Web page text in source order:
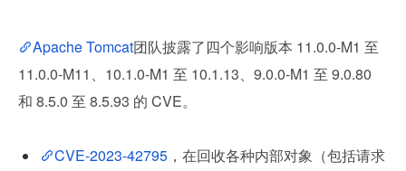
Apache Tomcat团队披露了四个影响版本 11.0.0-M1 至
11.0.0-M11、10.1.0-M1 至 10.1.13、9.0.0-M1 至 9.0.80
和 8.5.0 至 8.5.93 的 CVE。
CVE-2023-42795 ，在回收各种内部对象（包括请求